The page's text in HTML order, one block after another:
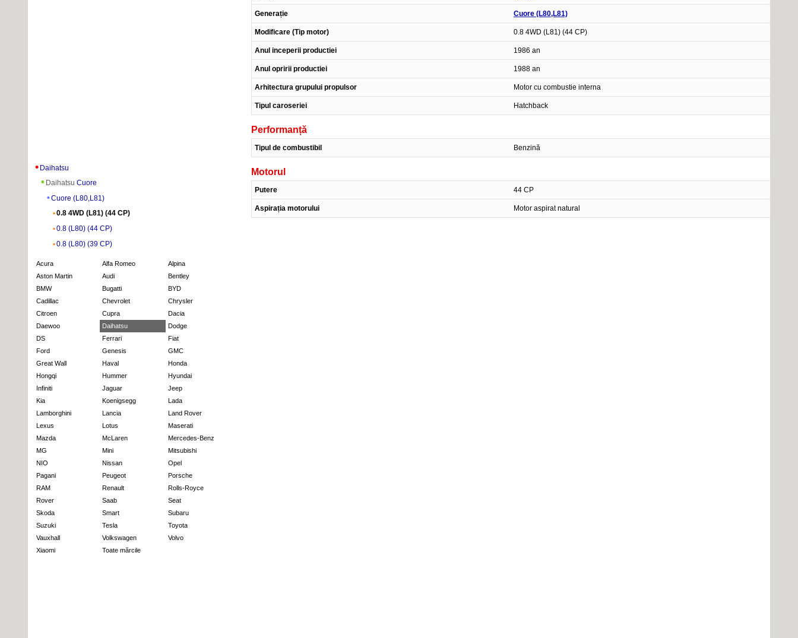
Daihatsu
Daihatsu Cuore
Cuore (L80,L81)
0.8 4WD (L81) (44 CP)
0.8 (L80) (44 CP)
0.8 (L80) (39 CP)
Acura Alfa Romeo
Alpina
Aston Martin
Audi
Bentley
BMW
Bugatti
BYD
Cadillac
Chevrolet
Chrysler
Citroen
Cupra
Dacia
Daewoo
Daihatsu
Dodge
DS
Ferrari
Fiat
Ford
Genesis
GMC
Great Wall
Haval
Honda
Hongqi
Hummer
Hyundai
Infiniti
Jaguar
Jeep
Kia
Koenigsegg
Lada
Lamborghini
Lancia
Land Rover
Lexus
Lotus
Maserati
Mazda
McLaren
Mercedes-Benz
MG
Mini
Mitsubishi
NIO
Nissan
Opel
Pagani
Peugeot
Porsche
RAM
Renault
Rolls-Royce
Rover
Saab
Seat
Skoda
Smart
Subaru
Suzuki
Tesla
Toyota
Vauxhall
Volkswagen
Volvo
Xiaomi
Toate mărcile
Generație Cuore (L80,L81)
Modificare (Tip motor) 0.8 4WD (L81) (44 CP)
Anul inceperii productiei 1986 an
Anul opririi productiei 1988 an
Arhitectura grupului propulsor Motor cu combustie interna
Tipul caroseriei Hatchback
Performanță
Tipul de combustibil Benzină
Motorul
Putere 44 CP
Aspirația motorului Motor aspirat natural